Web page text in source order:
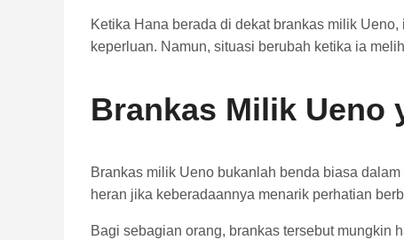
Ketika Hana berada di dekat brankas milik
keperluan. Namun, situasi berubah ketika ia
Brankas Milik Ueno
Brankas milik Ueno bukanlah benda biasa
heran jika keberadaannya menarik perhatian
Bagi sebagian orang, brankas tersebut mungkin